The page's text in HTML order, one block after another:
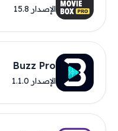
الإصدار 15.8
Buzz Pro
الإصدار 1.1.0